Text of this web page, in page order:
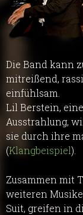
Die Band kann
mitreißend,
einfühlsam.
Lil Berstein,
Ausstrahlung,
sie durch ihre
(Klangbeispiel).
Zusammen mit
weiteren
Suit, greifen in